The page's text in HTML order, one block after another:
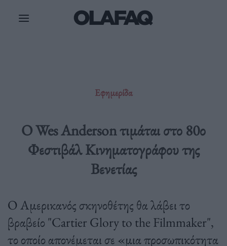
Εφημερίδα
O Wes Anderson τιμάται στο 80ο
Φεστιβάλ Κινηματογράφου της
Βενετίας
Ο Αμερικανός σκηνοθέτης θα λάβει το
βραβείο "Cartier Glory to the Filmmaker",
το οποίο απονέμεται σε «μια προσωπικότητα